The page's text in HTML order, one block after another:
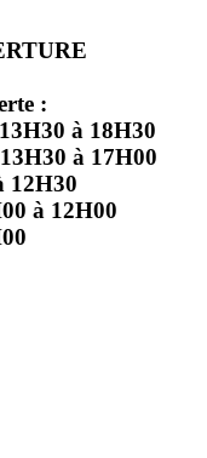
:
à 18H30
à 17H00
12H30
à 12H00